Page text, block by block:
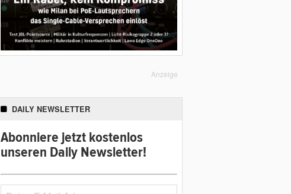
Anzeige
DAILY NEWSLETTER
Abonniere jetzt kostenlos
unseren Daily Newsletter!